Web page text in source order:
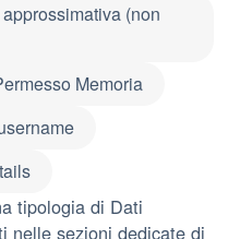
(non
Memoria
tipologia di Dati
nelle sezioni dedicate di